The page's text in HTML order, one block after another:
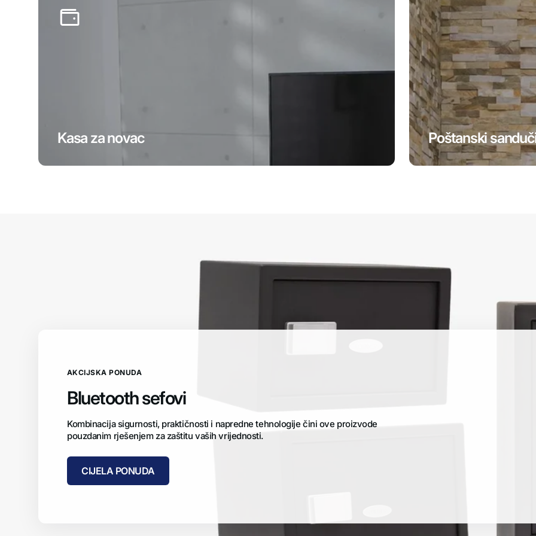
Poštanski
Kasa za novac
AKCIJSKA PONUDA
Bluetooth sefovi
Kombinacija sigurnosti, praktičnosti i napredne tehnologije čini ove proizvode
pouzdanim rješenjem za zaštitu vaših vrijednosti.
CIJELA PONUDA